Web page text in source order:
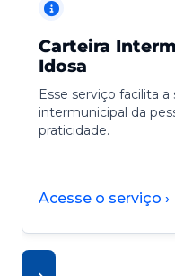
Carteira
Idosa
Esse serviço facilita
intermunicipal da
praticidade.
Acesse o serviço ›